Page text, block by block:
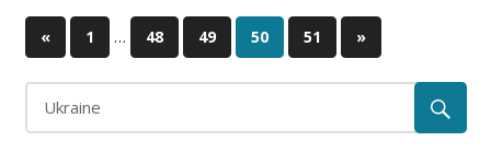
Beitragsnavigation
«Vorherige
Beiträge
1 … 48 49 50 51
Nächste
Beiträge
»